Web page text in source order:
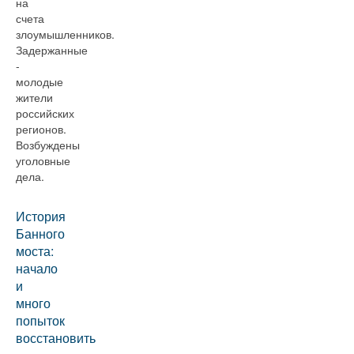
счета
злоумышленников.
Задержанные
-
молодые
жители
российских
регионов.
Возбуждены
уголовные
дела.
История
Банного
моста:
начало
и
много
попыток
восстановить